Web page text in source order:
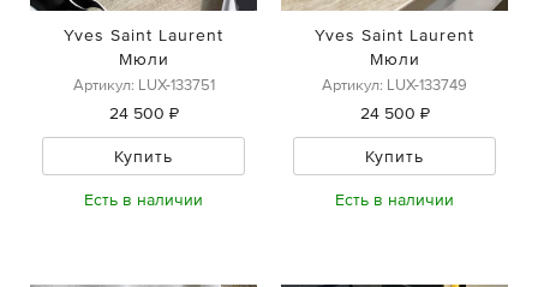
Yves Saint Laurent
Мюли
Артикул: LUX-133751
24 500 ₽
Купить
Есть в наличии
Yves Saint Laurent
Мюли
Артикул: LUX-133749
24 500 ₽
Купить
Есть в наличии